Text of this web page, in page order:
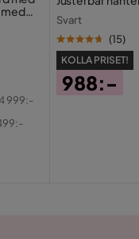
med
4 999:-
Svart
(15)
KOLLA PRISET!
988:-